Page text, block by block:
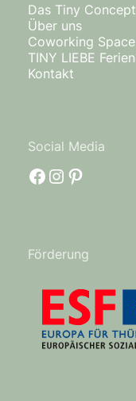
Das Tiny Concept
Über uns
Coworking Space
TINY LIEBE
Kontakt
Social Media
facebook
Instagram
Pinterest
Förderung